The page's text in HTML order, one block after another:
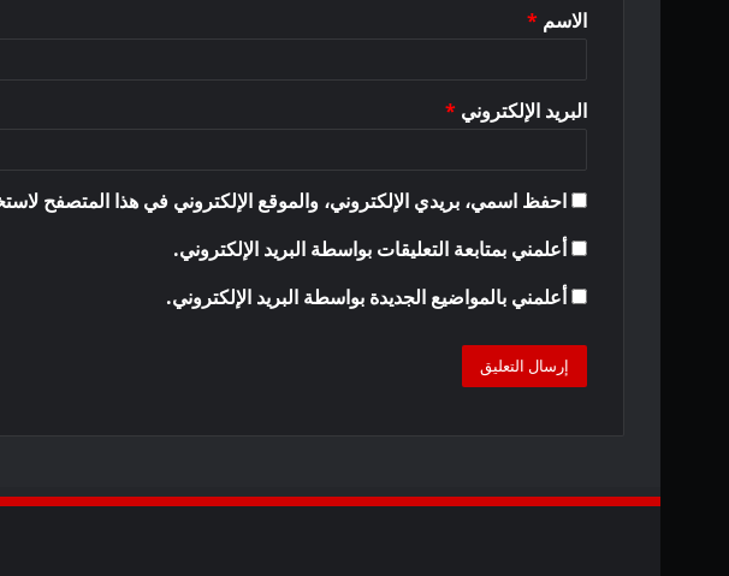
*
الاسم *
البريد الإلكتروني *
احفظ اسمي، بريدي الإلكتروني، والموقع الإلكتروني في هذا المتصفح
أعلمني بمتابعة التعليقات بواسطة البريد الإلكتروني.
أعلمني بالمواضيع الجديدة بواسطة البريد الإلكتروني.